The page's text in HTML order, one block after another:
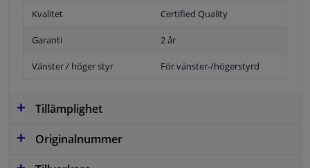
Kvalitet Certified Quality
Garanti 2 år
Vänster / höger styr För vänster-/högerstyrd
Tillämplighet
Originalnummer